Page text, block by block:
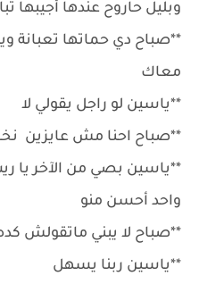
وبليل حاروح عندها أجيبها
**صباح دي حماتها تعبانة
معاك
**ياسين لو راجل يقولي لا
**صباح احنا مش عايزين
**ياسين بصي من الآخر يا
واحد أحسن منو
**صباح لا يبني ماتقولش
**ياسين ربنا يسهل